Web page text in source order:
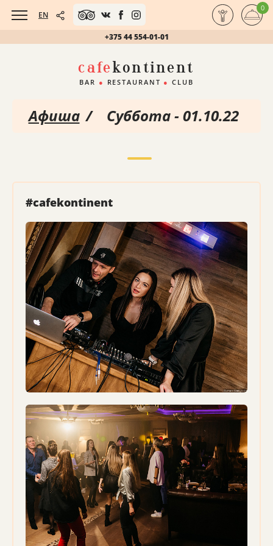
EN
+375 44 554-01-01
0
cafekontinent
BAR ● RESTAURANT ● CLUB
Афиша / Суббота - 01.10.22
#cafekontinent